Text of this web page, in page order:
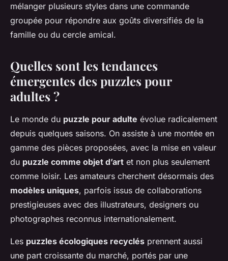
mélanger plusieurs styles dans une commande
groupée pour répondre aux goûts diversifiés de la
famille ou du cercle amical.
Quelles sont les tendances
émergentes des puzzles pour
adultes ?
Le monde du puzzle pour adulte évolue radicalement
depuis quelques saisons. On assiste à une montée en
gamme des pièces proposées, avec la mise en valeur
du puzzle comme objet d’art et non plus seulement
comme loisir. Les amateurs cherchent désormais des
modèles uniques, parfois issus de collaborations
prestigieuses avec des illustrateurs, designers ou
photographes reconnus internationalement.
Les puzzles écologiques recyclés prennent aussi
une part croissante du marché, portés par une